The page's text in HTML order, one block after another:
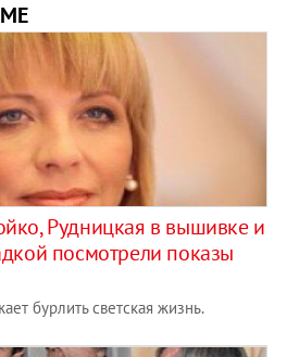
Рудницкая в вышивке и
посмотрели показы
бурлить светская жизнь.